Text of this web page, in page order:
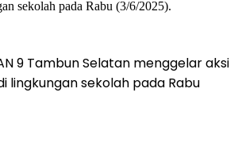
9 Tambun Selatan menggelar aksi
lingkungan sekolah pada Rabu